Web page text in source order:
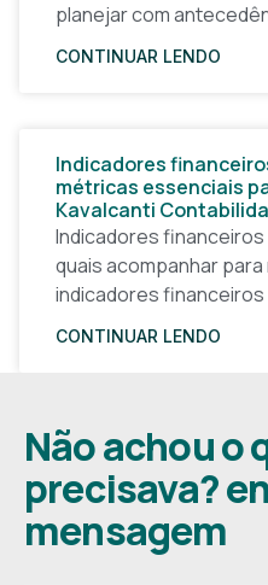
planejar com
janeiro de 2026, a forma
CONTINUAR LENDO
Indicadores
métricas essenciais
Kavalcanti
Indicadores
quais acompanhar
indicadores
base de qualquer
CONTINUAR LENDO
Não achou o
precisava?
mensagem